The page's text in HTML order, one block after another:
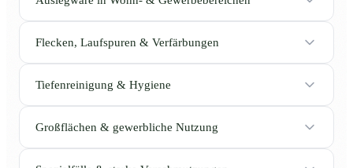
Flecken, Laufspuren & Verfärbungen
Tiefenreinigung & Hygiene
Großflächen & gewerbliche Nutzung